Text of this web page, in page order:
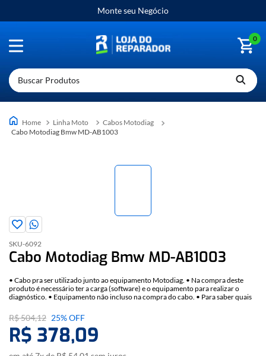
Monte seu Negócio
0
Buscar Produtos
Linha Moto
Cabos Motodiag
Cabo Motodiag Bmw MD-AB1003
SKU-6092
Cabo Motodiag Bmw MD-AB1003
• Cabo pra ser utilizado junto ao equipamento Motodiag. • Na compra deste
produto é necessário ter a carga (software) e o equipamento para realizar o
diagnóstico. • Equipamento não incluso na compra do cabo. • Para saber quais
baixada no computador ou notebook: CLIQUE
APLICAÇÃO DO MOTODIAG.
Ficou com alguma dúvida? Fale com nossa consultora online! (Disponível em
R$504,12 25%OFF
R$ 378,09